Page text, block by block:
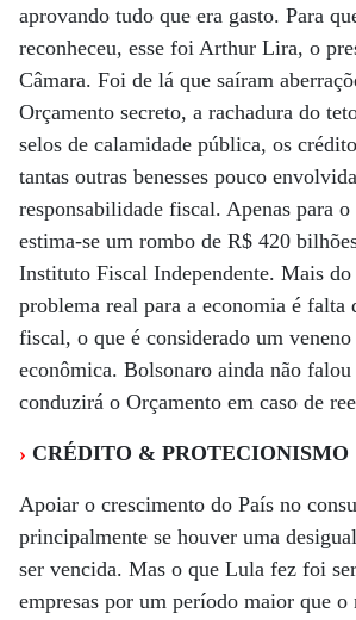
aprovando tudo que era gasto. Para
reconheceu, esse foi Arthur Lira, o
Câmara. Foi de lá que saíram
Orçamento secreto, a rachadura do
selos de calamidade pública, os
tantas outras benesses pouco
responsabilidade fiscal. Apenas para
estima-se um rombo de R$ 420
Instituto Fiscal Independente. Mais
problema real para a economia é falta
fiscal, o que é considerado um veneno
econômica. Bolsonaro ainda não
conduzirá o Orçamento em caso de
› CRÉDITO & PROTECIONISMO
Apoiar o crescimento do País no
principalmente se houver uma
ser vencida. Mas o que Lula fez foi
empresas por um período maior que o